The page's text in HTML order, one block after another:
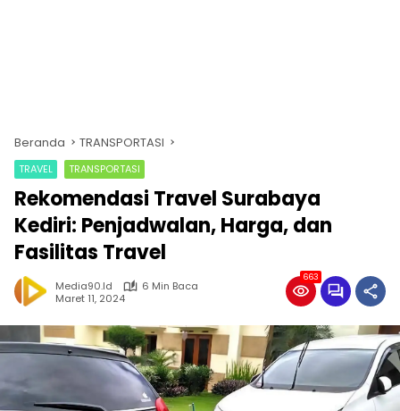
Beranda TRANSPORTASI
TRAVEL TRANSPORTASI
Rekomendasi Travel Surabaya
Kediri: Penjadwalan, Harga, dan
Fasilitas Travel
Media90.id
6 Min Baca
Maret 11, 2024
663